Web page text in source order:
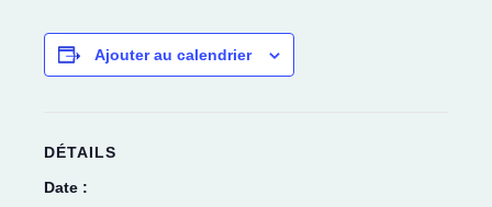
Ajouter au calendrier
DÉTAILS
Date :